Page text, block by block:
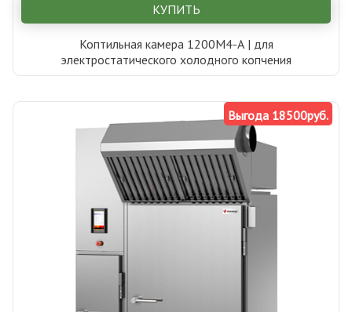
КУПИТЬ
Коптильная камера 1200М4-А | для
электростатического холодного копчения
Выгода 18500руб.